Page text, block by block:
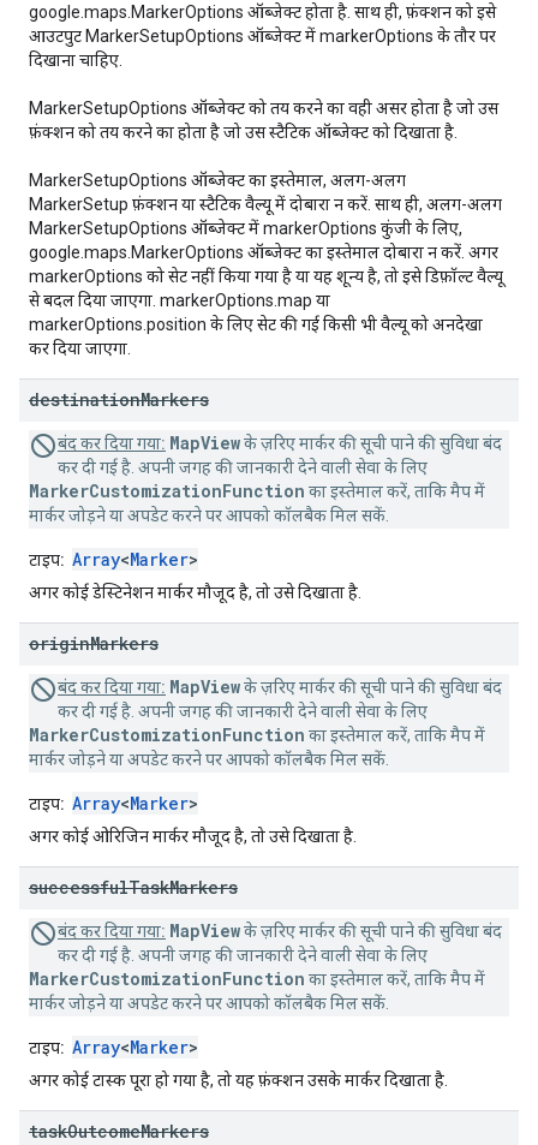
google.maps.MarkerOptions ऑब्जेक्ट होता है. साथ ही, फ़ंक्शन को इसे
आउटपुट MarkerSetupOptions ऑब्जेक्ट में markerOptions के तौर पर
दिखाना चाहिए.
MarkerSetupOptions ऑब्जेक्ट को तय करने का वही असर होता है जो उस
फ़ंक्शन को तय करने का होता है जो उस स्टैटिक ऑब्जेक्ट को दिखाता है.
MarkerSetupOptions ऑब्जेक्ट का इस्तेमाल, अलग-अलग
MarkerSetup फ़ंक्शन या स्टैटिक वैल्यू में दोबारा न करें. साथ ही, अलग-अलग
MarkerSetupOptions ऑब्जेक्ट में markerOptions कुंजी के लिए,
google.maps.MarkerOptions ऑब्जेक्ट का इस्तेमाल दोबारा न करें. अगर
markerOptions को सेट नहीं किया गया है या यह शून्य है, तो इसे डिफ़ॉल्ट वैल्यू
से बदल दिया जाएगा. markerOptions.map या
markerOptions.position के लिए सेट की गई किसी भी वैल्यू को अनदेखा
कर दिया जाएगा.
destinationMarkers
बंद कर दिया गया: MapViewके ज़रिए मार्कर की सूची पाने की सुविधा बंद
कर दी गई है. अपनी जगह की जानकारी देने वाली सेवा के लिए
MarkerCustomizationFunction का इस्तेमाल करें, ताकि मैप में
मार्कर जोड़ने या अपडेट करने पर आपको कॉलबैक मिल सकें.
टाइप: Array<Marker>
अगर कोई डेस्टिनेशन मार्कर मौजूद है, तो उसे दिखाता है.
originMarkers
बंद कर दिया गया: MapViewके ज़रिए मार्कर की सूची पाने की सुविधा बंद
कर दी गई है. अपनी जगह की जानकारी देने वाली सेवा के लिए
MarkerCustomizationFunction का इस्तेमाल करें, ताकि मैप में
मार्कर जोड़ने या अपडेट करने पर आपको कॉलबैक मिल सकें.
टाइप: Array<Marker>
अगर कोई ओरिजिन मार्कर मौजूद है, तो उसे दिखाता है.
successfulTaskMarkers
बंद कर दिया गया: MapViewके ज़रिए मार्कर की सूची पाने की सुविधा बंद
कर दी गई है. अपनी जगह की जानकारी देने वाली सेवा के लिए
MarkerCustomizationFunction का इस्तेमाल करें, ताकि मैप में
मार्कर जोड़ने या अपडेट करने पर आपको कॉलबैक मिल सकें.
टाइप: Array<Marker>
अगर कोई टास्क पूरा हो गया है, तो यह फ़ंक्शन उसके मार्कर दिखाता है.
taskOutcomeMarkers